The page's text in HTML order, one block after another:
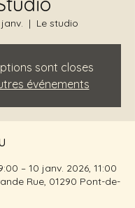
  |
Le studio
sont closes
événements
– 10 janv. 2026, 11:00
Rue, 01290 Pont-de-